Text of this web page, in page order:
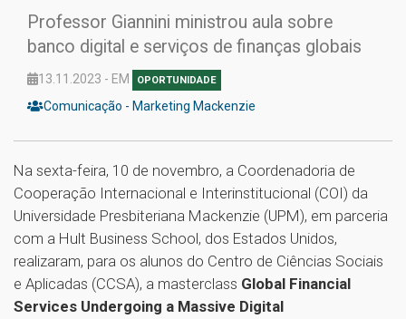
Professor Giannini ministrou aula sobre
banco digital e serviços de finanças globais
13.11.2023 - EM OPORTUNIDADE
Comunicação - Marketing Mackenzie
Na sexta-feira, 10 de novembro, a Coordenadoria de
Cooperação Internacional e Interinstitucional (COI) da
Universidade Presbiteriana Mackenzie (UPM), em parceria
com a Hult Business School, dos Estados Unidos,
realizaram, para os alunos do Centro de Ciências Sociais
e Aplicadas (CCSA), a masterclass Global Financial
Services Undergoing a Massive Digital